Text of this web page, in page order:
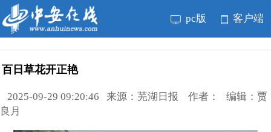
pc版 客户端
百日草花开正艳
2025-09-29 09:20:46 来源：芜湖日报 作者： 编辑：贾
良月